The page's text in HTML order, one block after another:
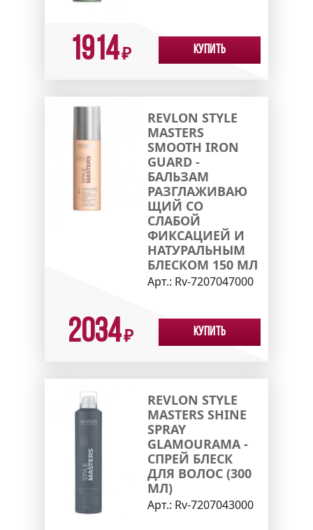
1914₽ Купить
REVLON STYLE
MASTERS
SMOOTH IRON
GUARD -
БАЛЬЗАМ
РАЗГЛАЖИВАЮ
ЩИЙ СО
СЛАБОЙ
ФИКСАЦИЕЙ И
НАТУРАЛЬНЫМ
БЛЕСКОМ 150 МЛ
Арт.: Rv-7207047000
2034₽ Купить
REVLON STYLE
MASTERS SHINE
SPRAY
GLAMOURAMA -
СПРЕЙ БЛЕСК
ДЛЯ ВОЛОС (300
МЛ)
Арт.: Rv-7207043000